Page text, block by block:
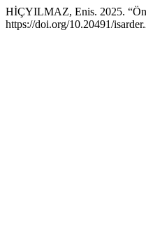
HİÇYILMAZ, Enis. 2025.
https://doi.org/10.20491/